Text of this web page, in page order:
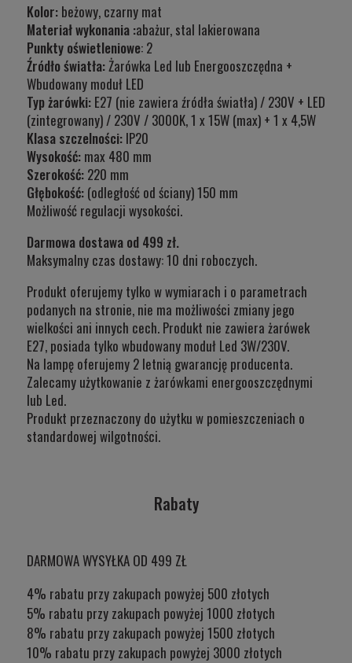
Kolor: beżowy, czarny mat
Materiał wykonania :abażur, stal lakierowana
Punkty oświetleniowe: 2
Źródło światła:Żarówka Led lub Energooszczędna +
Wbudowany moduł LED
Typ żarówki: E27 (nie zawiera źródła światła) / 230V + LED
(zintegrowany) / 230V / 3000K, 1 x 15W (max) + 1 x 4,5W
Klasa szczelności: IP20
Wysokość: max 480 mm
Szerokość: 220 mm
Głębokość: (odległość od ściany) 150 mm
Możliwość regulacji wysokości.
Darmowa dostawa od 499 zł.
Maksymalny czas dostawy: 10 dni roboczych.
Produkt oferujemy tylko w wymiarach i o parametrach
podanych na stronie, nie ma możliwości zmiany jego
wielkości ani innych cech. Produkt nie zawiera żarówek
E27, posiada tylko wbudowany moduł Led 3W/230V.
Na lampę oferujemy 2 letnią gwarancję producenta.
Zalecamy użytkowanie z żarówkami energooszczędnymi
lub Led.
Produkt przeznaczony do użytku w pomieszczeniach o
standardowej wilgotności.
Rabaty
DARMOWA WYSYŁKA OD 499 ZŁ
4% rabatu przy zakupach powyżej 500 złotych
5% rabatu przy zakupach powyżej 1000 złotych
8% rabatu przy zakupach powyżej 1500 złotych
10% rabatu przy zakupach powyżej 3000 złotych